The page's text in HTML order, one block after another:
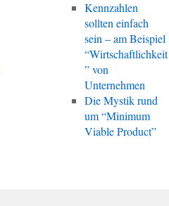
Kennzahlen
sollten einfach
sein – am Beispiel
“Wirtschaftlichkeit
” von
Unternehmen
Die Mystik rund
um “Minimum
Viable Product”